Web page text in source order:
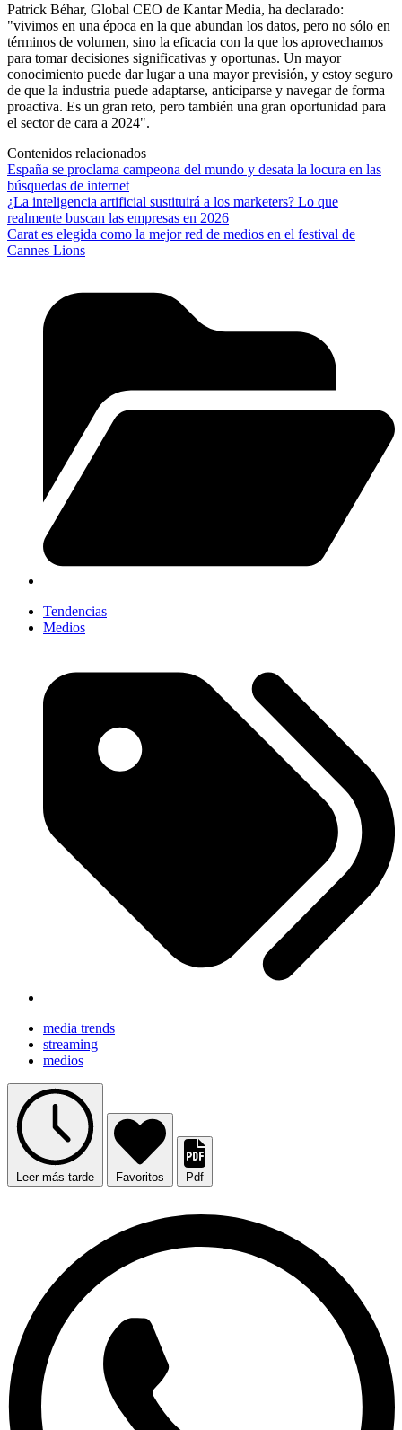
Patrick Béhar, Global CEO de Kantar Media, ha declarado:
"vivimos en una época en la que abundan los datos, pero no sólo en
términos de volumen, sino la eficacia con la que los aprovechamos
para tomar decisiones significativas y oportunas. Un mayor
conocimiento puede dar lugar a una mayor previsión, y estoy seguro
de que la industria puede adaptarse, anticiparse y navegar de forma
proactiva. Es un gran reto, pero también una gran oportunidad para
el sector de cara a 2024".
Contenidos relacionados
España se proclama campeona del mundo y desata la locura en las
búsquedas de internet
¿La inteligencia artificial sustituirá a los marketers? Lo que
realmente buscan las empresas en 2026
Carat es elegida como la mejor red de medios en el festival de
Cannes Lions
Tendencias
Medios
media trends
streaming
medios
Leer más tarde Favoritos Pdf